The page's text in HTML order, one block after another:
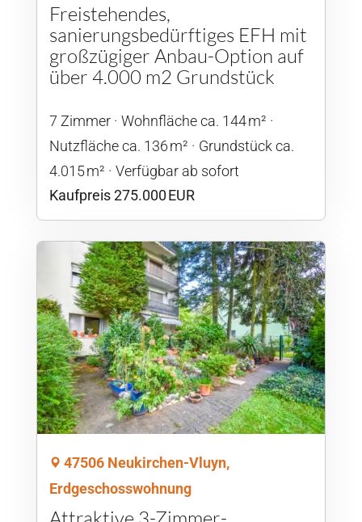
Freistehendes,
sanierungsbedürftiges EFH mit
großzügiger Anbau-Option auf
über 4.000 m2 Grundstück
7 Zimmer
Wohnfläche ca. 144 m²
Nutzfläche ca. 136 m²
Grund­stück ca.
4.015 m²
Verfügbar ab sofort
Kaufpreis 275.000 EUR
47506 Neukirchen-Vluyn,
Erdgeschosswohnung